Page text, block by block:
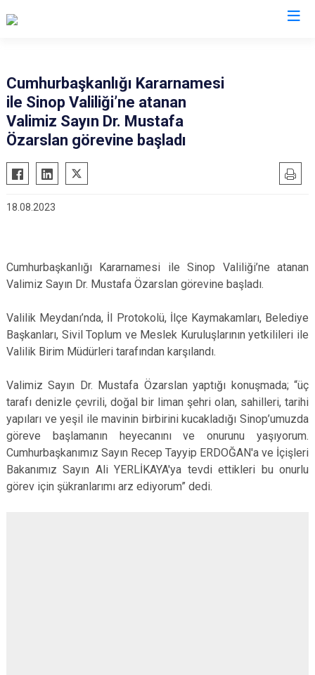
Cumhurbaşkanlığı Kararnamesi
ile Sinop Valiliği’ne atanan
Valimiz Sayın Dr. Mustafa
Özarslan görevine başladı
18.08.2023
Cumhurbaşkanlığı Kararnamesi ile Sinop Valiliği’ne atanan
Valimiz Sayın Dr. Mustafa Özarslan görevine başladı.
Valilik Meydanı’nda, İl Protokolü, İlçe Kaymakamları, Belediye
Başkanları, Sivil Toplum ve Meslek Kuruluşlarının yetkilileri ile
Valilik Birim Müdürleri tarafından karşılandı.
Valimiz Sayın Dr. Mustafa Özarslan yaptığı konuşmada; “üç
tarafı denizle çevrili, doğal bir liman şehri olan, sahilleri, tarihi
yapıları ve yeşil ile mavinin birbirini kucakladığı Sinop’umuzda
göreve başlamanın heyecanını ve onurunu yaşıyorum.
Cumhurbaşkanımız Sayın Recep Tayyip ERDOĞAN'a ve İçişleri
Bakanımız Sayın Ali YERLİKAYA'ya tevdi ettikleri bu onurlu
görev için şükranlarımı arz ediyorum” dedi.